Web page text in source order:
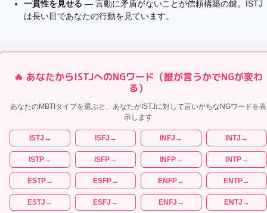
一貫性を見せる — 言動に矛盾がないことが信頼構築の鍵。ISTJ
は長い目であなたの行動を見ています。
🔥 あなたからISTJへのNGワード（誰が言うかでNGが変わ
る）
あなたのMBTIタイプを選ぶと、あなたが ISTJに対して言いがちなNGワードを表
示します
ISTJ → ISFJ → INFJ → INTJ →
ISTP→ ISFP→ INFP→ INTP→
ESTP→ ESFP→ ENFP→ ENTP→
ESTJ → ESFJ → ENFJ → ENTJ →